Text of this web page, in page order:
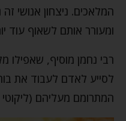
המלאכים. ניצחון אנושי
ומעורר אותם לשאוף עוד
רבי נחמן מוסיף,
לסייע לאדם לעבוד את
המתרומם מעליהם